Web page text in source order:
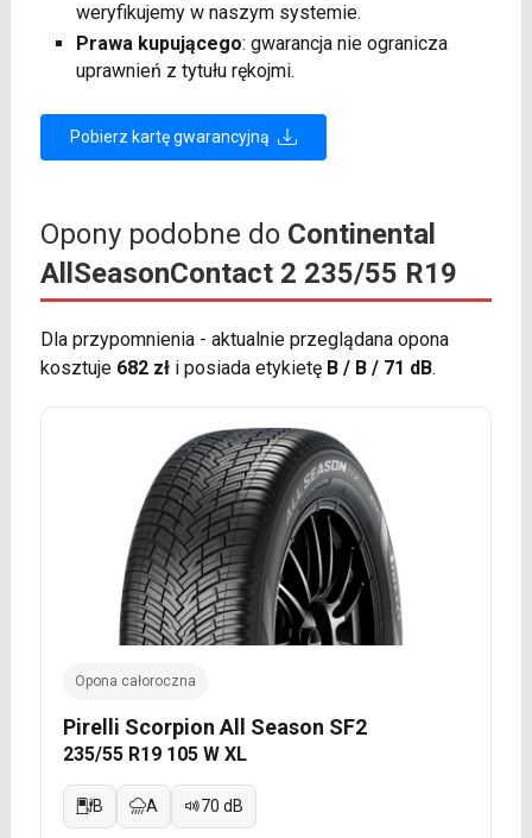
weryfikujemy w naszym systemie.
Prawa kupującego: gwarancja nie ogranicza
uprawnień z tytułu rękojmi.
Pobierz kartę gwarancyjną
Opony podobne do Continental
AllSeasonContact 2 235/55 R19
Dla przypomnienia - aktualnie przeglądana opona
kosztuje 682 złi posiada etykietę B / B / 71 dB.
Opona całoroczna
Pirelli Scorpion All Season SF2
235/55 R19 105 W XL
B A 70 dB